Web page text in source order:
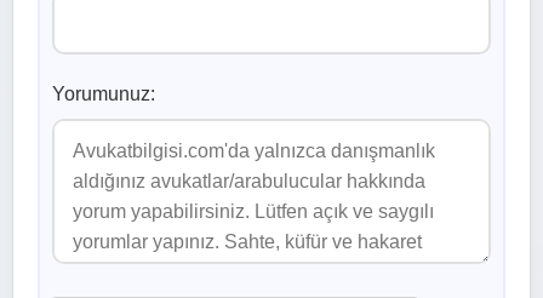
Yorumunuz: